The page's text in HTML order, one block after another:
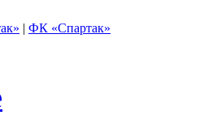
| ФК «Спартак»